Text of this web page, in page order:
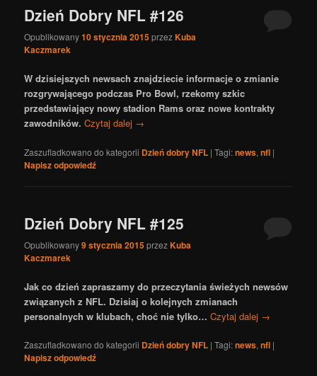
Dzień Dobry NFL #126
Opublikowany10 stycznia 2015przezKuba
Kaczmarek
W dzisiejszych newsach znajdziecie informacje o zmianie
rozgrywającego podczas Pro Bowl, rzekomy szkic
przedstawiający nowy stadion Rams oraz nowe kontrakty
zawodników. Czytaj dalej →
Zaszufladkowano do kategorii Dzień dobry NFL |Tagi:news,nfl |
Napisz odpowiedź
Dzień Dobry NFL #125
Opublikowany9 stycznia 2015przezKuba
Kaczmarek
Jak co dzień zapraszamy do przeczytania świeżych newsów
związanych z NFL. Dzisiaj o kolejnych zmianach
personalnych w klubach, choć nie tylko… Czytaj dalej →
Zaszufladkowano do kategorii Dzień dobry NFL |Tagi:news,nfl |
Napisz odpowiedź